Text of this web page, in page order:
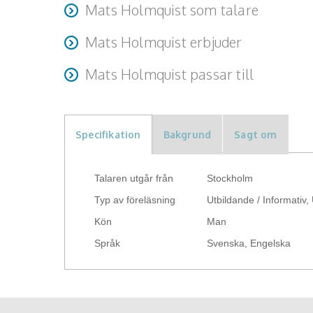
Åhörarna kommer bli inspirerade och få insikter
Kreativitets-föreläsningen “öppnar ett nytt
Mats Holmquist som talare
Mats är mycket engagerad och kunnig, han
Mats Holmquist erbjuder
Mats erbjuder nedanstående upplägg:
• Halvdag med Framgång, GRIT och
• Heldag med Framgång, GRIT och
Mats Holmquist passar till
Specifikation Bakgrund Sagt om
Talaren utgår från
Stockholm
Typ av föreläsning
Utbildande /
Kön
Man
Språk
Svenska, Engelska